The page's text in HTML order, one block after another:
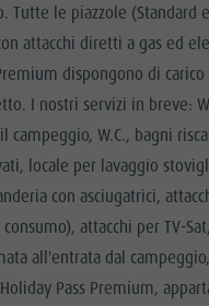
Tutte le piazzole (Standard
attacchi diretti a gas ed
dispongono di carico
I nostri servizi in breve:
W.C., bagni
locale per lavaggio
con asciugatrici,
attacchi per TV-
all'entrata dal
Pass Premium,